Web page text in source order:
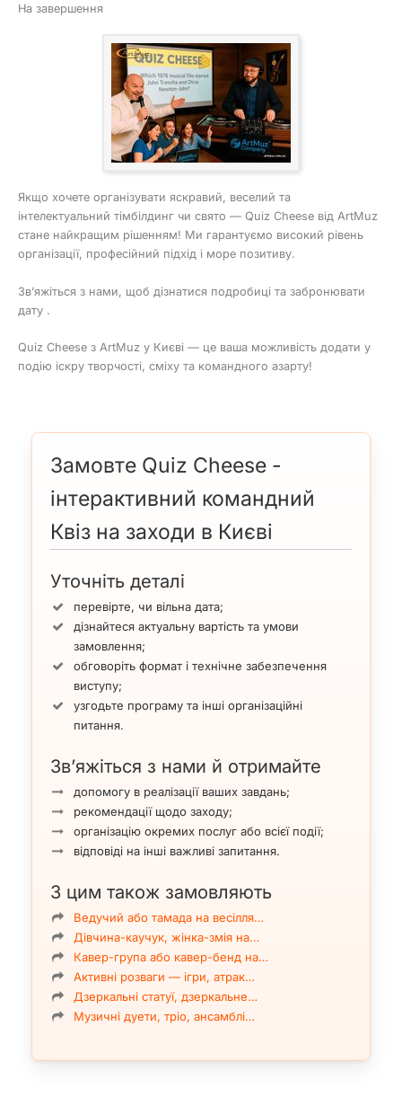
На завершення
Якщо хочете організувати яскравий, веселий та
інтелектуальний тімбілдинг чи свято — Quiz Cheese від ArtMuz
стане найкращим рішенням! Ми гарантуємо високий рівень
організації, професійний підхід і море позитиву.
Зв’яжіться з нами, щоб дізнатися подробиці та забронювати
дату .
Quiz Cheese з ArtMuz у Києві — це ваша можливість додати у
подію іскру творчості, сміху та командного азарту!
Замовте Quiz Cheese -
інтерактивний командний
Квіз на заходи в Києві
Уточніть деталі
перевірте, чи вільна дата;
дізнайтеся актуальну вартість та умови
замовлення;
обговоріть формат і технічне забезпечення
виступу;
узгодьте програму та інші організаційні
питання.
Зв’яжіться з нами й отримайте
допомогу в реалізації ваших завдань;
рекомендації щодо заходу;
організацію окремих послуг або всієї події;
відповіді на інші важливі запитання.
З цим також замовляють
Ведучий або тамада на весілля…
Дівчина-каучук, жінка-змія на…
Кавер-група або кавер-бенд на…
Активні розваги — ігри, атрак…
Дзеркальні статуї, дзеркальне…
Музичні дуети, тріо, ансамблі…